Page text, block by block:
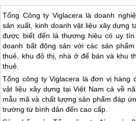
Tổng Công ty Viglacera là doanh
sản xuất, kinh doanh vật liệu xây dựng
được biết đến là thương hiệu có uy
doanh bất động sản với các sản
thuê, khu đô thị, nhà ở để bán và khu
thuê.
Tổng công ty Viglacera là đơn vị hàng
vật liệu xây dựng tại Việt Nam cả về
mẫu mã và chất lượng sản phẩm đáp
trường từ bình dân đến cao cấp.